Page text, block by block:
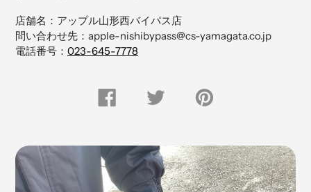
る
店舗名：アップル山形西バイパス店
問い合わせ先：apple-nishibypass@cs-yamagata.co.jp
電話番号： 023-645-7778
FACEBOOK
で
Twitter
Pinterest
に
す
る